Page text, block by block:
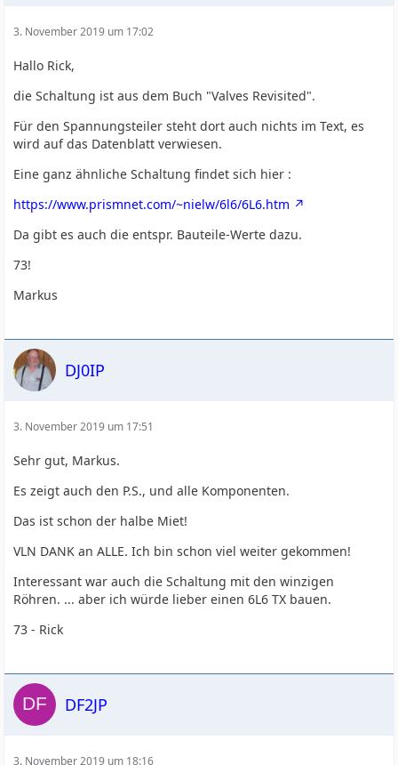
3. November 2019 um 17:02
Hallo Rick,
die Schaltung ist aus dem Buch "Valves Revisited".
Für den Spannungsteiler steht dort auch nichts im Text, es
wird auf das Datenblatt verwiesen.
Eine ganz ähnliche Schaltung findet sich hier :
https://www.prismnet.com/~nielw/6l6/6L6.htm
Da gibt es auch die entspr. Bauteile-Werte dazu.
73!
Markus
DJ0IP
3. November 2019 um 17:51
Sehr gut, Markus.
Es zeigt auch den P.S., und alle Komponenten.
Das ist schon der halbe Miet!
VLN DANK an ALLE. Ich bin schon viel weiter gekommen!
Interessant war auch die Schaltung mit den winzigen
Röhren. ... aber ich würde lieber einen 6L6 TX bauen.
73 - Rick
DF2JP
3. November 2019 um 18:16